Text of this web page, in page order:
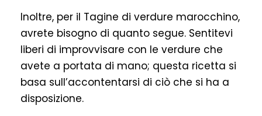
Inoltre, per il Tagine di verdure marocchino,
avrete bisogno di quanto segue. Sentitevi
liberi di improvvisare con le verdure che
avete a portata di mano; questa ricetta si
basa sull’accontentarsi di ciò che si ha a
disposizione.